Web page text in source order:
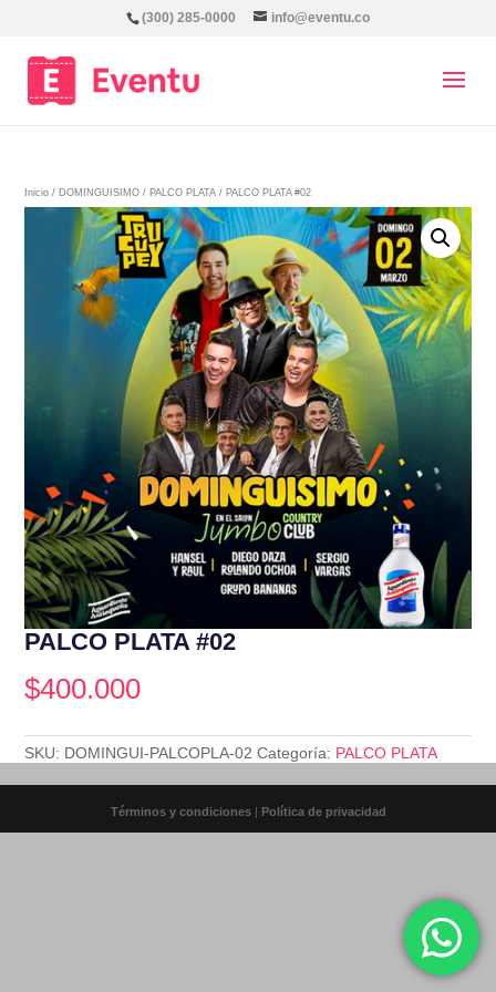
(300) 285-0000 info@eventu.co
Inicio / DOMINGUISIMO / PALCO PLATA / PALCO PLATA #02
PALCO PLATA #02
$400.000
SKU: DOMINGUI-PALCOPLA-02 Categoría: PALCO PLATA
Términos y condiciones | Política de privacidad